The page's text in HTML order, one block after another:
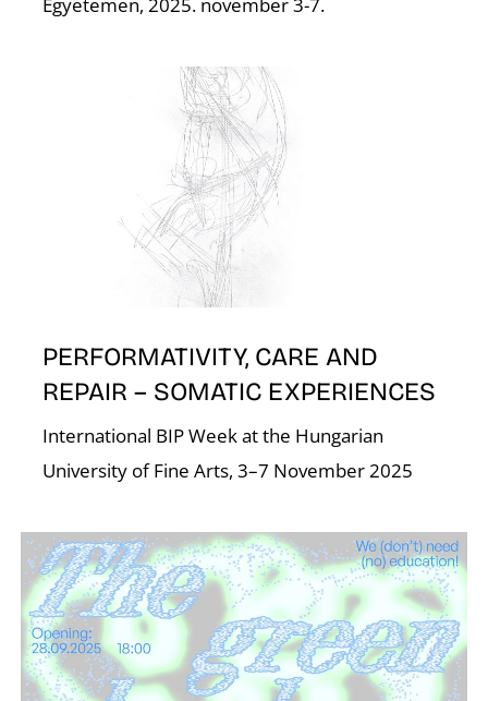
Egyetemen, 2025. november 3-7.
PERFORMATIVITY, CARE AND
REPAIR – SOMATIC EXPERIENCES
International BIP Week at the Hungarian
University of Fine Arts, 3–7 November 2025